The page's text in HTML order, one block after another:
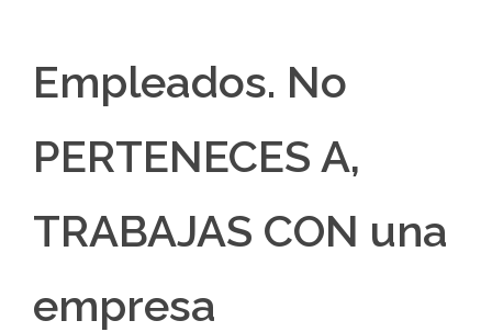
Empleados. No
PERTENECES A,
TRABAJAS CON una
empresa